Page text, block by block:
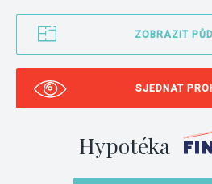
ZOBRAZIT
SJEDNAT
Hypotéka